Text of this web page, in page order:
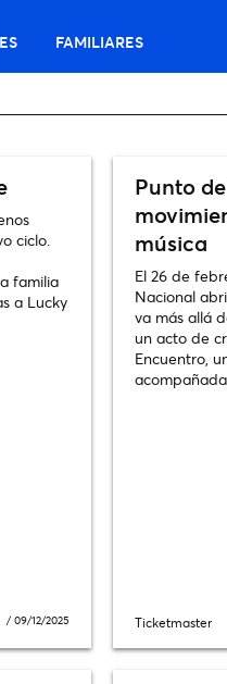
FAMILIARES
ciclo.
familia
a Lucky
/09/12/2025
Punto
música
El 26 de
Nacional
va más allá
un acto de
Encuentro,
Ticketmaster